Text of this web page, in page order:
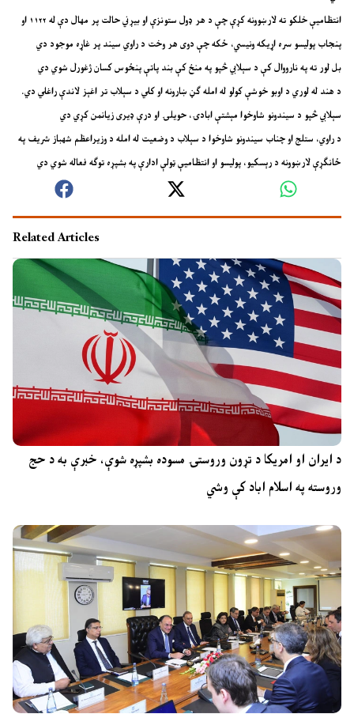
انتظاميې خلکو ته لارښوونه کړې چې د هر ډول ستونزې او بيړني حالت پر مهال دې له ۱۱۲۲ او
پنجاب پوليسو سره اړيکه ونيسي، ځکه چې دوی هر وخت د راوي سیند پر غاړه موجود دي
بل لور ته په نارووال کې د سېلابي څپو په منځ کې بند پاتې پنځوس کسان ژغورل شوي دي
د هند له لوري د اوبو خوشې کولو له امله ګڼ ښارونه او کلي د سېلاب تر اغېز لاندې راغلي دي.
سېلابي څپو د سيندونو شاوخوا مېشتې ابادۍ، حويلۍ او درې ډیری زيانمن کړي دي
د راوي، ستلج او چناب سیندونو شاوخوا د سېلاب د وضعيت له امله د وزيراعظم شهباز شريف په
ځانګړې لارښوونه د رېسکيو، پوليسو او انتظاميې ټولې ادارې په بشپړه توګه فعاله شوي دي
Related Articles
د ایران او امریکا د تړون وروستۍ مسوده بشپړه شوې، خبرې به د حج
وروسته په اسلام اباد کې وشي